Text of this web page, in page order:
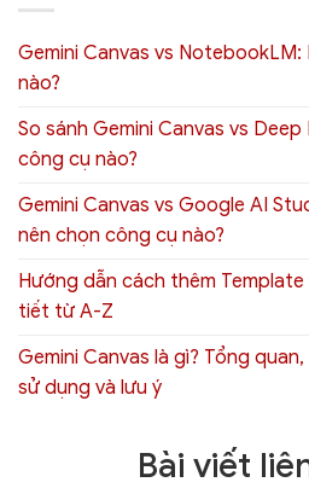
Gemini Canvas vs
nào?
So sánh Gemini Canvas vs
công cụ nào?
Gemini Canvas vs Google AI
nên chọn công cụ nào?
Hướng dẫn cách thêm
tiết từ A-Z
Gemini Canvas là gì? Tổng
sử dụng và lưu ý
Bài viết